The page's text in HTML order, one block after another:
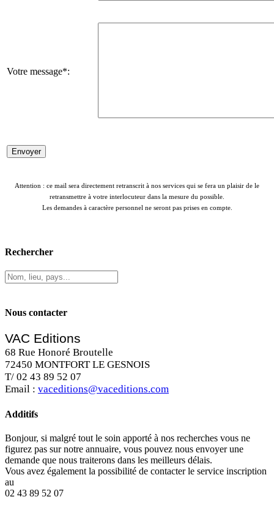
Votre message*:
Attention : ce mail sera directement retranscrit à nos services qui se fera un plaisir de le
retransmettre à votre interlocuteur dans la mesure du possible.
Les demandes à caractère personnel ne seront pas prises en compte.
Rechercher
Nous contacter
VAC Editions
68 Rue Honoré Broutelle
72450 MONTFORT LE GESNOIS
T/ 02 43 89 52 07
Email : vaceditions@vaceditions.com
Additifs
Bonjour, si malgré tout le soin apporté à nos recherches vous ne
figurez pas sur notre annuaire, vous pouvez nous envoyer une
demande que nous traiterons dans les meilleurs délais.
Vous avez également la possibilité de contacter le service inscription
au
02 43 89 52 07